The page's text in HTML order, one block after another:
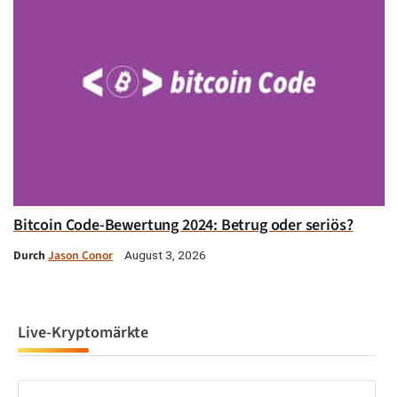
Bitcoin Code-Bewertung 2024: Betrug oder seriös?
Durch Jason Conor August 3, 2026
Live-Kryptomärkte